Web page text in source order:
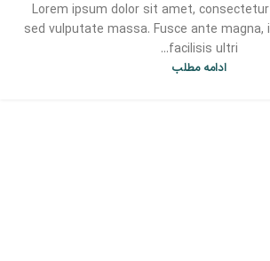
Lorem ipsum dolor sit amet,
sed vulputate massa. Fusce ante magna,
facilisis ultri...
ادامه مطلب